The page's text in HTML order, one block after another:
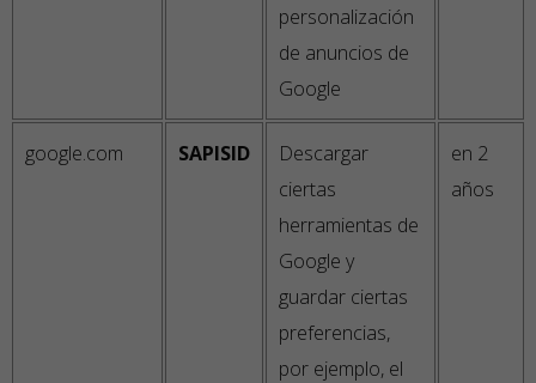
personalización
de anuncios de
Google
google.com SAPISID
Descargar
ciertas
herramientas de
Google y
guardar ciertas
preferencias,
por ejemplo, el
en 2
años